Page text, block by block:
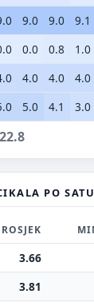
9.0 9.0 9.1
0.0 0.8 1.0
4.0 4.0 4.0
5.0 4.1 3.0
22.8
PO
3.66
3.81